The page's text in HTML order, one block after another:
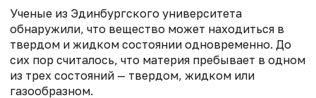
Ученые из Эдинбургского университета
обнаружили, что вещество может находиться в
твердом и жидком состоянии одновременно. До
сих пор считалось, что материя пребывает в одном
из трех состояний — твердом, жидком или
газообразном.